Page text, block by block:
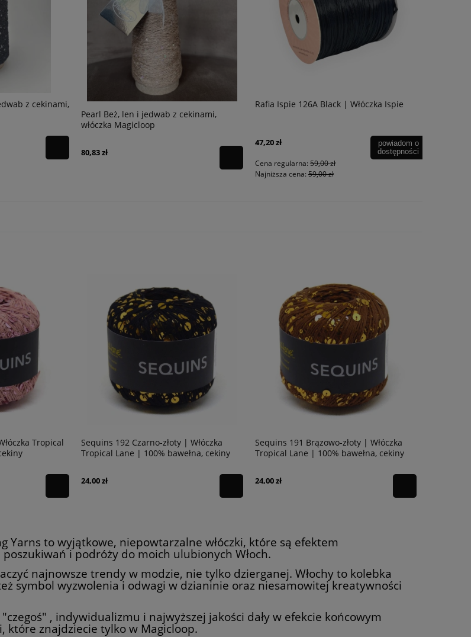
z cekinami,
Pearl Beż, len i jedwab z cekinami,
włóczka Magicloop
80,83 zł
Rafia Ispie 126A Black | Włóczka Ispie
47,20 zł
Cena regularna:59,00 zł
Najniższa cena:59,00 zł
powiadom o
dostępności
Tropical
Sequins 192 Czarno-złoty | Włóczka
Tropical Lane | 100% bawełna, cekiny
24,00 zł
Sequins 191 Brązowo-złoty | Włóczka
Tropical Lane | 100% bawełna, cekiny
24,00 zł
Yarns to wyjątkowe, niepowtarzalne włóczki, które są efektem
i podróży do moich ulubionych Włoch.
najnowsze trendy w modzie, nie tylko dzierganej. Włochy to kolebka
symbol wyzwolenia i odwagi w dzianinie oraz niesamowitej kreatywności
, indywidualizmu i najwyższej jakości dały w efekcie końcowym
które znajdziecie tylko w Magicloop.